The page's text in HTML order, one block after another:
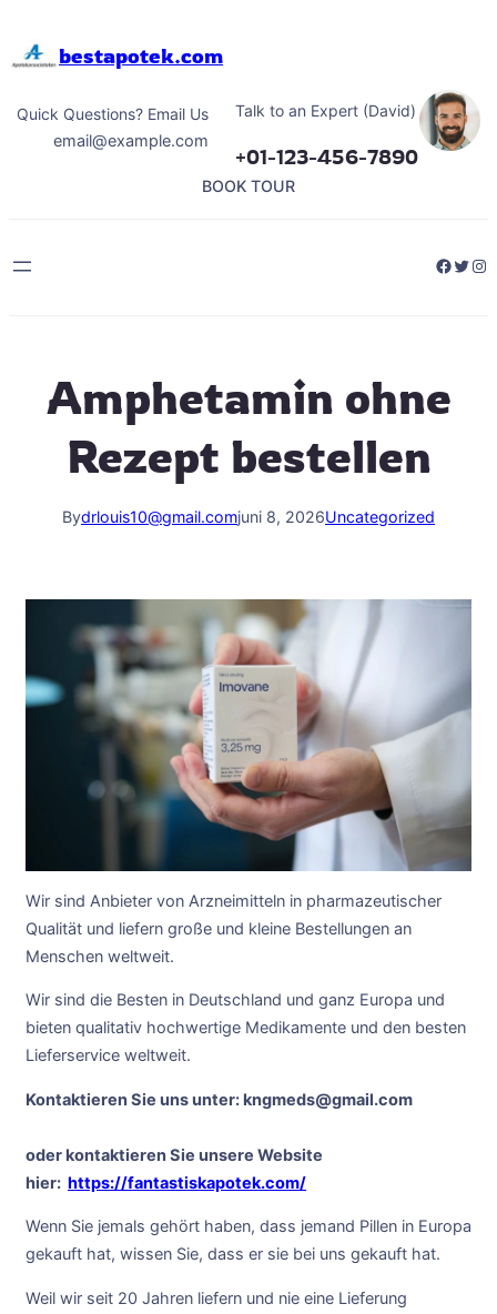
bestapotek.com
Quick Questions? Email Us
email@example.com
Talk to an Expert (David)
+01-123-456-7890
BOOK TOUR
Amphetamin ohne
Rezept bestellen
Bydrlouis10@gmail.comjuni 8, 2026Uncategorized
Wir sind Anbieter von Arzneimitteln in pharmazeutischer
Qualität und liefern große und kleine Bestellungen an
Menschen weltweit.
Wir sind die Besten in Deutschland und ganz Europa und
bieten qualitativ hochwertige Medikamente und den besten
Lieferservice weltweit.
Kontaktieren Sie uns unter: kngmeds@gmail.com
oder kontaktieren Sie unsere Website
hier: https://fantastiskapotek.com/
Wenn Sie jemals gehört haben, dass jemand Pillen in Europa
gekauft hat, wissen Sie, dass er sie bei uns gekauft hat.
Weil wir seit 20 Jahren liefern und nie eine Lieferung